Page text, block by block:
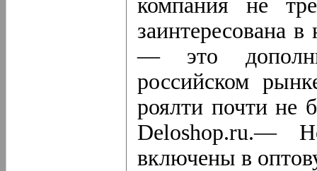
компания не
заинтересована
— это
российском
роялти почти не
Deloshop.ru.—
включены в